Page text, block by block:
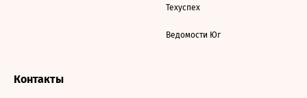
Техуспех
Ведомости Юг
Контакты